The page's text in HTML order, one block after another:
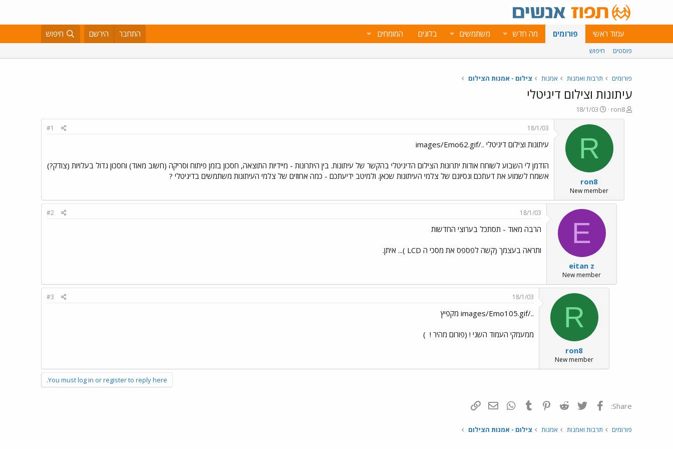
עמוד ראשי פורומים מה חדש משתמשים בלוגים המומחים התחבר הירשם חיפוש
פוסטים חיפוש
פורומים תרבות ואמנות אמנות צילום - אמנות הצילום
עיתונות וצילום דיגיטלי
פ
ו
ron8
פ
ו
ר
ם
ב
א
ר
י
ך
18/1/03
R
ron8
New member
18/1/03
#1
עיתונות וצילום דיגיטלי ../images/Emo62.gif
הזדמן לי השבוע לשוחח אודות יתרונות הצילום הדיגיטלי בהקשר של עיתונות. בין היתרונות - מיידיות התוצאה, חסכון בזמן פיתוח וסריקה (חשוב מאוד) וחסכון גדול בעלויות (צודק?)
אשמח לשמוע את דעתכם ונסיונם של צלמי העיתונות שכאן. ולמיטב ידיעתכם - כמה אחוזים של צלמי העיתונות משתמשים בדיגיטלי ?
E
eitan z
New member
18/1/03
#2
הרבה מאוד - תסתכל בערוצי החדשות
ותראה בעצמך (קשה לפספס את מסכי ה LCD )... איתן.
R
ron8
New member
18/1/03
#3
../images/Emo105.gif מקפיץ
ממעמקי העמוד השני ! (פורום מהיר ! )
You must log in or register to reply here.
Share: פייסבוק Twitter
Reddit
Pinterest
Tumblr
WhatsAppדואר אלקטרוני
פורומים תרבות ואמנות אמנות צילום - אמנות הצילום